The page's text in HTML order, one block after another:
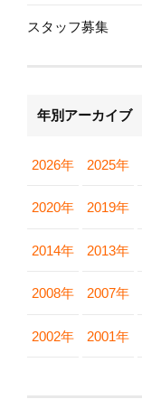
スタッフ募集
年別アーカイブ
2026年 2025年
2020年 2019年
2014年 2013年
2008年 2007年
2002年 2001年